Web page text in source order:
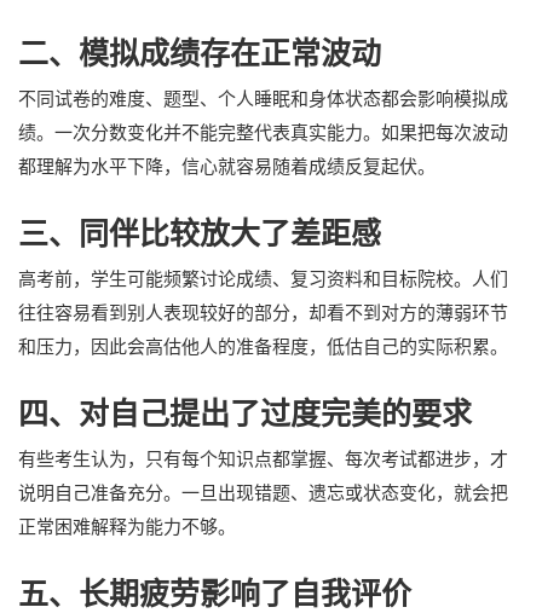
二、模拟成绩存在正常波动
不同试卷的难度、题型、个人睡眠和身体状态都会影响模拟成
绩。一次分数变化并不能完整代表真实能力。如果把每次波动
都理解为水平下降，信心就容易随着成绩反复起伏。
三、同伴比较放大了差距感
高考前，学生可能频繁讨论成绩、复习资料和目标院校。人们
往往容易看到别人表现较好的部分，却看不到对方的薄弱环节
和压力，因此会高估他人的准备程度，低估自己的实际积累。
四、对自己提出了过度完美的要求
有些考生认为，只有每个知识点都掌握、每次考试都进步，才
说明自己准备充分。一旦出现错题、遗忘或状态变化，就会把
正常困难解释为能力不够。
五、长期疲劳影响了自我评价